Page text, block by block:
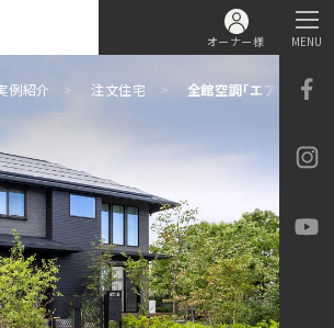
オーナー様 MENU
例紹介 注文住宅 全館空調「エアロテック